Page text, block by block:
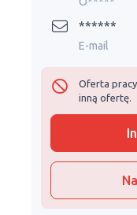
******
E-mail
Oferta
inną ofertę.